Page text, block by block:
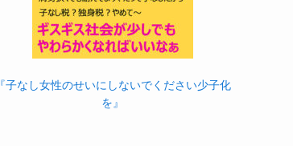
『子なし女性のせいにしないでください少子化
を』